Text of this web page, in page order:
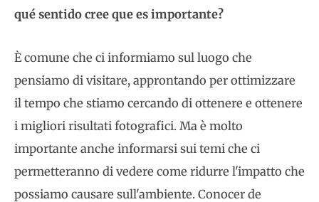
qué sentido cree que es importante?
È comune che ci informiamo sul luogo che
pensiamo di visitare, approntando per ottimizzare
il tempo che stiamo cercando di ottenere e ottenere
i migliori risultati fotografici. Ma è molto
importante anche informarsi sui temi che ci
permetteranno di vedere come ridurre l'impatto che
possiamo causare sull'ambiente. Conocer de